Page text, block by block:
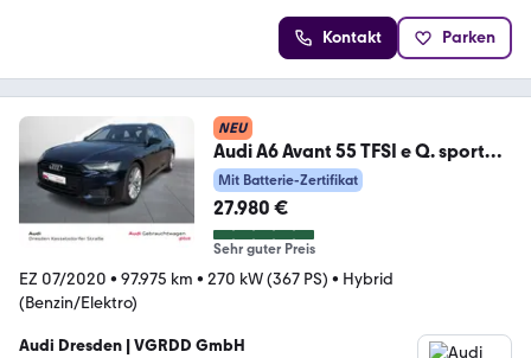
Kontakt Parken
NEU
Audi A6 Avant 55 TFSI e Q. sport
HUD Kamera LED Navi
Mit Batterie-Zertifikat
27.980 €
Sehr guter Preis
EZ 07/2020 • 97.975 km • 270 kW (367 PS) • Hybrid
(Benzin/Elektro)
Audi Dresden | VGRDD GmbH